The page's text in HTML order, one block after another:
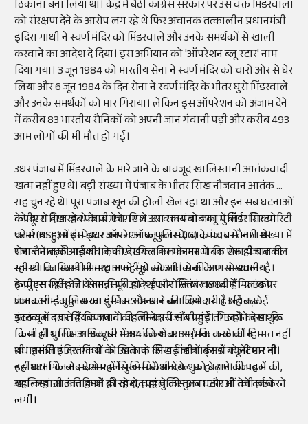
ठिकाना बना लिया था। केंद्र में बैठी कांग्रेस सरकार पर उस वक्त भिंडरवाला
को संरक्षण देने के आरोप लग रहे थे फिर अचानक तत्कालीन प्रधानमंत्री
इंदिरा गांधी ने स्वर्ण मंदिर को भिंडरवाले और उनके समर्थकों से खाली
करवाने का आदेश दे दिया। इस अभियान को 'ऑपरेशन ब्लू स्टार' नाम
दिया गया। 3 जून 1984 को भारतीय सेना ने स्वर्ण मंदिर को चारों ओर से घेर
लिया और 6 जून 1984 के दिन सेना ने स्वर्ण मंदिर के भीतर घुसे भिंडरवाले
और उनके समर्थकों को मार गिराया। लेकिन इस ऑपरेशन को अंजाम देने
में करीब 83 भारतीय सैनिकों को अपनी जान गंवानी पड़ी और करीब 493
आम लोगों की भी मौत हो गई।
उधर पंजाब में भिंडरवाले के मारे जाने के बावजूद खालिस्तानी आतंकवादी
खत्म नहीं हुए थे। बड़ी संख्या में पंजाब के भीतर सिख नौजवान आतंक की
राह चुन रहे थे। पूरा पंजाब खून की होली खेल रहा था और इन सब घटनाओं
को दूर से देख रहे थे के.पी.एस. गिल. उस समय वो जम्मू में बॉर्डर सिक्योरिटी
फोर्स (BSF) में इंस्पेक्टर जनरल ऑफ पुलिस (IG) के पद पर तैनात थे।
पंजाब में बढ़ते आतंकवाद को देखकर गिल के मन में बस एक ही बात चल
रही थी कि किसी भी तरह अपने सूबे को आतंक की आग से बचाना है।
केपीएस गिल की ये तमन्ना पूरी हो गई और सितंबर 1984 में गिल को
पंजाब आर्म्ड पुलिस का इंस्पेक्टर जनरल बना दिया गया। उन्हें बढ़ते
आतंकवाद पर नियंत्रण पाने की जिम्मेदारी सौंपी गई। गिल ने काम शुरू
किया ही था कि 31 अक्टूबर 1984 को खबर आई कि तत्कालीन
प्रधानमंत्री इंदिरा गांधी को उनके दो सिख बॉडीगार्ड्स ने गोली मार दी।
इस घटना के बाद देशभर में सिख-विरोधी दंगे शुरु हो गए। पंजाब में
खालिस्तानी आतंकियों की तादाद पहले की तुलना और भी तेजी बढने
लगी।
केपीएस गिल जब पंजाब भेजे गए थे उस वक्त पंजाब का पुलिस सिस्टम
चरमराया हुआ था। इधर ऑपरेशन ब्लू स्टार के बाद पंजाब में भारी संख्या में
सेना तैनात की गई थी। केपीएस गिल का मानना था कि सेना पंजाब की
समस्या का स्थायी समाधान नहीं हो सकती। सेना के पास स्थानीय
इनपुट्स नहीं होते। सेना सिर्फ आदेश पर गोलियां चलाती हैं। ग्राउंड पर
जानकारी इकठ्ठा करना पुलिस और थाने की जिम्मेदारी है। गिल कई
इंटरव्यू में बताते हैं कि जब वो पहली बार पंजाब पहुंचे तो उन्होंने देखा कि
किसी भी पुलिस अधिकारी में आतंकियों का सामना करने की हिम्मत नहीं
थी। इसलिए आतंकियों के खिलाफ की गई जांचों का डॉक्यूमेंटेशन भी
नहीं था। गिल ने सबसे पहले पुलिस के मनोबल को बढ़ाने की पहल की,
जहां-जहां आतंकी हमले हो रहे थे, वहां पुलिस अब घटनाओं को दर्ज करने
लगी।